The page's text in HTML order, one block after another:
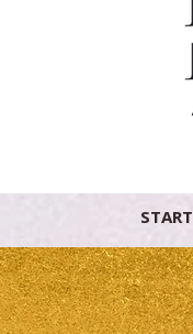
START